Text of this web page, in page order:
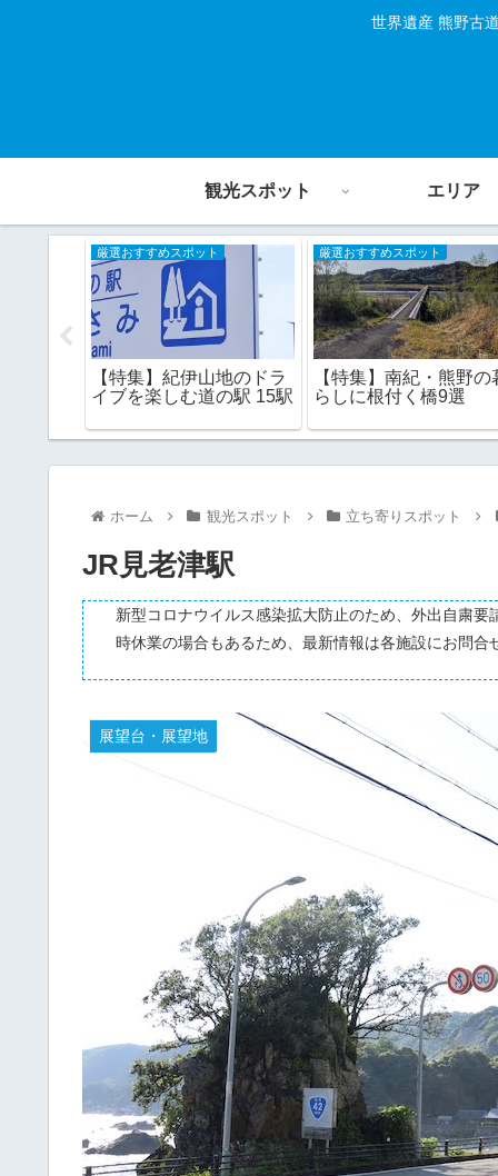
世界遺産 熊野古
観光スポット エリア
厳選おすすめスポット
【特集】紀伊山地のドラ
イブを楽しむ道の駅 15駅
厳選おすすめスポット
【特集】南紀・熊野の
らしに根付く橋9選
ホーム 観光スポット 立ち寄りスポット
JR見老津駅
新型コロナウイルス感染拡大防止のため、外出自粛
時休業の場合もあるため、最新情報は各施設にお問合
展望台・展望地